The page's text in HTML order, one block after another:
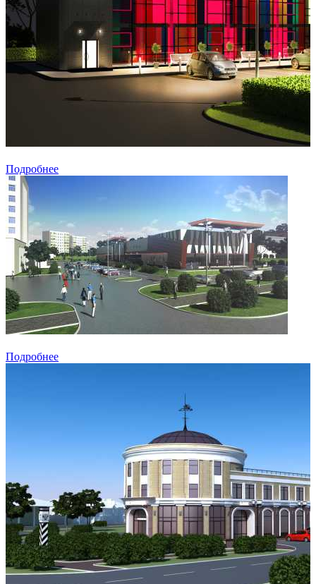
Подробнее
Подробнее